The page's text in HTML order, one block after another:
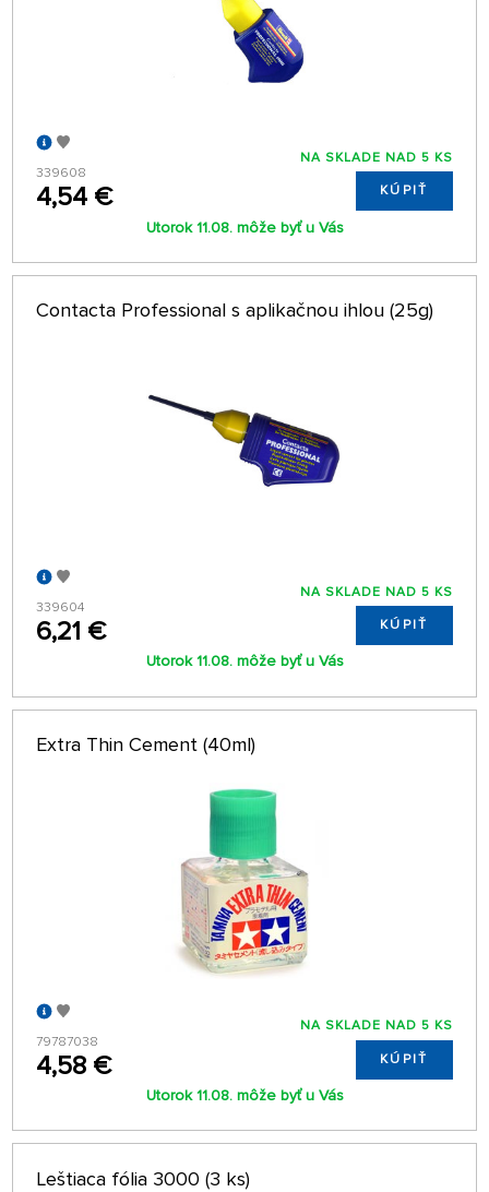
339608
4,54 €
NA SKLADE NAD 5 KS
KÚPIŤ
Utorok 11.08. môže byť u Vás
Contacta Professional s aplikačnou ihlou (25g)
339604
6,21 €
NA SKLADE NAD 5 KS
KÚPIŤ
Utorok 11.08. môže byť u Vás
Extra Thin Cement (40ml)
79787038
4,58 €
NA SKLADE NAD 5 KS
KÚPIŤ
Utorok 11.08. môže byť u Vás
Leštiaca fólia 3000 (3 ks)